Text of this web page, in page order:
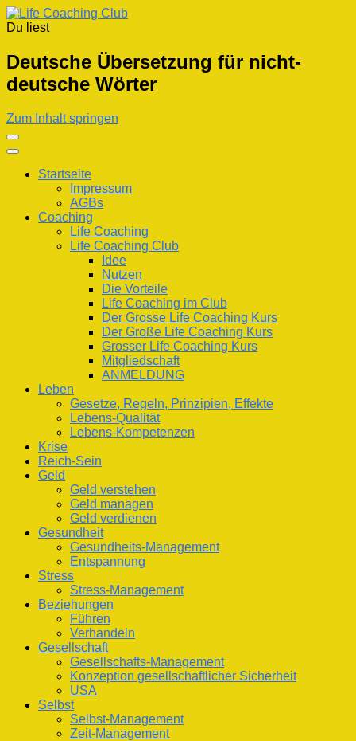
Du liest
Deutsche Übersetzung für nicht-
deutsche Wörter
Zum Inhalt springen
Startseite
Impressum
AGBs
Coaching
Life Coaching
Life Coaching Club
Idee
Nutzen
Die Vorteile
Life Coaching im Club
Der Grosse Life Coaching Kurs
Der Große Life Coaching Kurs
Grosser Life Coaching Kurs
Mitgliedschaft
ANMELDUNG
Leben
Gesetze, Regeln, Prinzipien, Effekte
Lebens-Qualität
Lebens-Kompetenzen
Krise
Reich-Sein
Geld
Geld verstehen
Geld managen
Geld verdienen
Gesundheit
Gesundheits-Management
Entspannung
Stress
Stress-Management
Beziehungen
Führen
Verhandeln
Gesellschaft
Gesellschafts-Management
Konzeption gesellschaftlicher Sicherheit
USA
Selbst
Selbst-Management
Zeit-Management